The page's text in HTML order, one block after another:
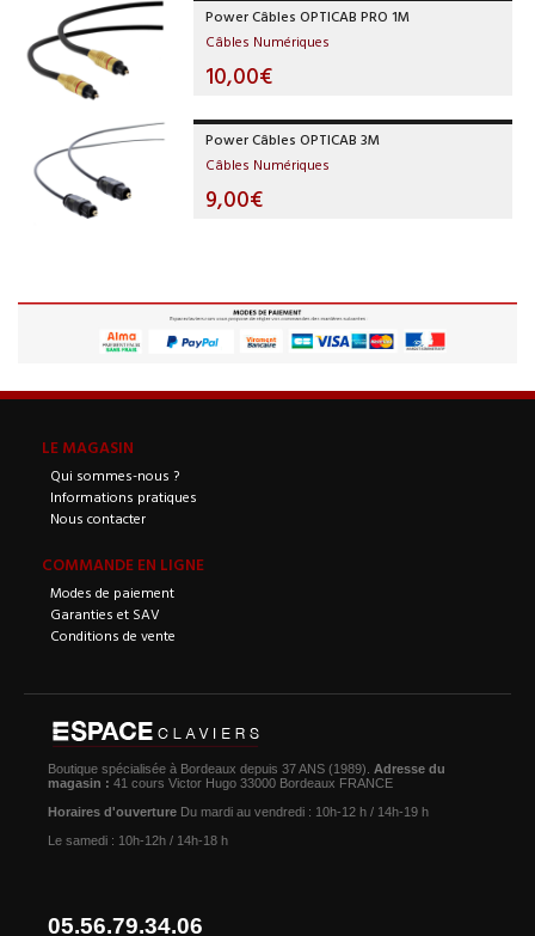
Power Câbles OPTICAB PRO 1M
Câbles Numériques
10,00€
Power Câbles OPTICAB 3M
Câbles Numériques
9,00€
LE MAGASIN
Qui sommes-nous ?
Informations pratiques
Nous contacter
COMMANDE EN LIGNE
Modes de paiement
Garanties et SAV
Conditions de vente
Boutique spécialisée à Bordeaux depuis 37 ANS (1989). Adresse du
magasin : 41 cours Victor Hugo 33000 Bordeaux FRANCE
Horaires d'ouverture Du mardi au vendredi : 10h-12 h / 14h-19 h
Le samedi : 10h-12h / 14h-18 h
05.56.79.34.06